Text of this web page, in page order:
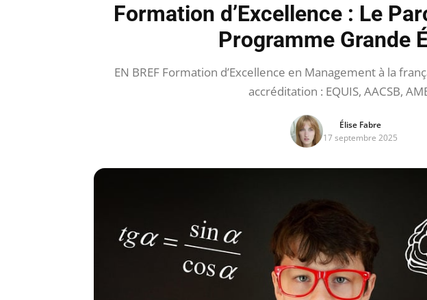
Formation d’Excellence : Le
Programme Grande
EN BREF Formation d’Excellence en Management à la
accréditation : EQUIS, AACSB,
Élise Fabre
17 septembre 2025